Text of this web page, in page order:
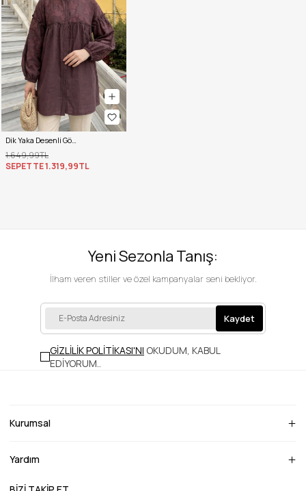
Dik Yaka Desenli Gömlek Y0112 - MÜRDÜM
1.649,99TL
SEPETTE1.319,99TL
Yeni Sezonla Tanış:
İlham veren stiller ve özel kampanyalar seni bekliyor.
Kaydet
GİZLİLİK POLİTİKASI'NI OKUDUM, KABUL
EDİYORUM..
Kurumsal
Yardım